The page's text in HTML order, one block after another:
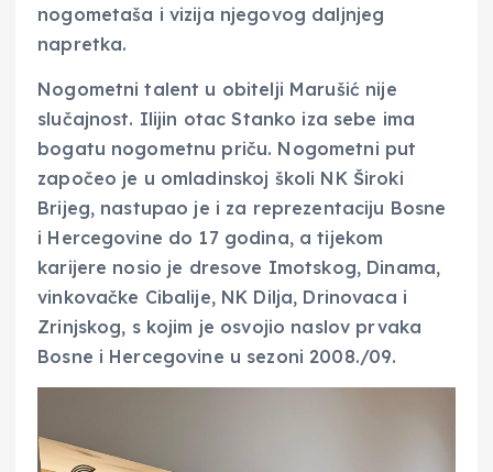
nogometaša i vizija njegovog daljnjeg
napretka.
Nogometni talent u obitelji Marušić nije
slučajnost. Ilijin otac Stanko iza sebe ima
bogatu nogometnu priču. Nogometni put
započeo je u omladinskoj školi NK Široki
Brijeg, nastupao je i za reprezentaciju Bosne
i Hercegovine do 17 godina, a tijekom
karijere nosio je dresove Imotskog, Dinama,
vinkovačke Cibalije, NK Dilja, Drinovaca i
Zrinjskog, s kojim je osvojio naslov prvaka
Bosne i Hercegovine u sezoni 2008./09.